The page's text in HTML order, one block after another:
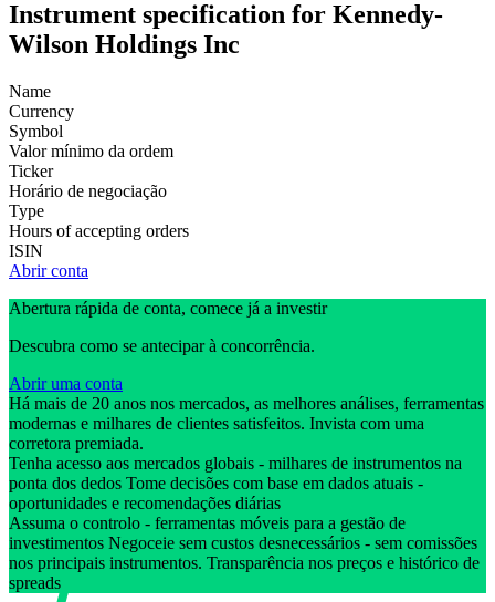
Instrument specification for Kennedy-
Wilson Holdings Inc
Name
Currency
Symbol
Valor mínimo da ordem
Ticker
Horário de negociação
Type
Hours of accepting orders
ISIN
Abrir conta
Abertura rápida de conta, comece já a investir
Descubra como se antecipar à concorrência.
Abrir uma conta
Há mais de 20 anos nos mercados, as melhores análises, ferramentas
modernas e milhares de clientes satisfeitos. Invista com uma
corretora premiada.
Tenha acesso aos mercados globais - milhares de instrumentos na
ponta dos dedos Tome decisões com base em dados atuais -
oportunidades e recomendações diárias
Assuma o controlo - ferramentas móveis para a gestão de
investimentos Negoceie sem custos desnecessários - sem comissões
nos principais instrumentos. Transparência nos preços e histórico de
spreads